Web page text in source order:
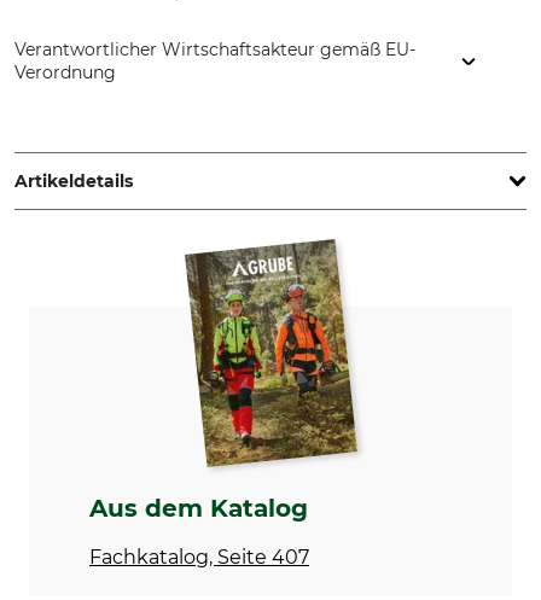
Verantwortlicher Wirtschaftsakteur gemäß EU-
Verordnung
www.grube.de
Artikeldetails
Produkttyp
Tasche
Modellbezeichnung
für Forstmarkierungsband
Aus dem Katalog
Fachkatalog, Seite 407